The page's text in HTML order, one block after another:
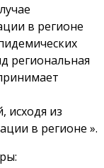
в регионе
региональная
исходя из
в регионе ».